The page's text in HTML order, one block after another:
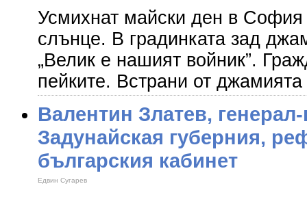
Усмихнат майски ден в
слънце. В градинката зад
„Велик е нашият войник”.
пейките. Встрани от
Валентин Златев,
Задунайская губерния,
българския кабинет
Едвин Сугарев